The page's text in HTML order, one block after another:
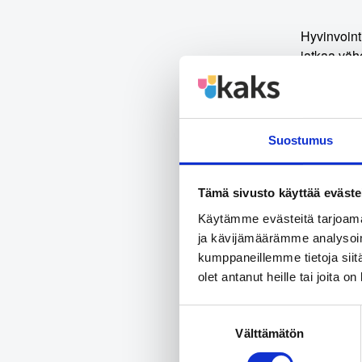
Suostumus
Tämä sivusto käyttää
Käytämme evästeitä
ja kävijämäärämme
kumppaneillemme tietoja
olet antanut heille tai joita
Välttämätön
jatkaa
sekä
sekä
varjoon.
1990-